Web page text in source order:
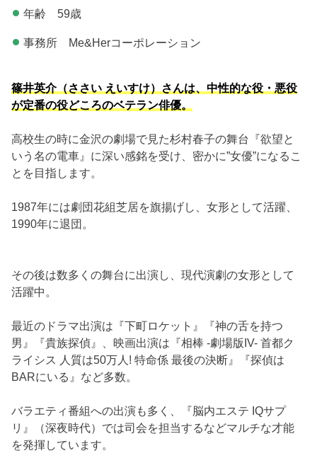
年齢 59歳
事務所 Me&Herコーポレーション
篠井英介（ささい えいすけ）さんは、中性的な役・悪役
が定番の役どころのベテラン俳優。
高校生の時に金沢の劇場で見た杉村春子の舞台『欲望と
いう名の電車』に深い感銘を受け、密かに”女優”になるこ
とを目指します。
1987年には劇団花組芝居を旗揚げし、女形として活躍、
1990年に退団。
その後は数多くの舞台に出演し、現代演劇の女形として
活躍中。
最近のドラマ出演は『下町ロケット』『神の舌を持つ
男』『貴族探偵』、映画出演は『相棒 -劇場版IV- 首都ク
ライシス 人質は50万人! 特命係 最後の決断』『探偵は
BARにいる』など多数。
バラエティ番組への出演も多く、『脳内エステ IQサプ
リ』（深夜時代）では司会を担当するなどマルチな才能
を発揮しています。